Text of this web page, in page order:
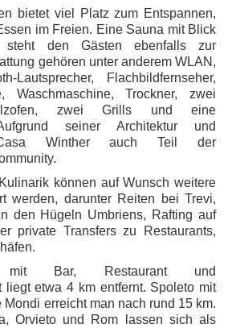
bietet viel Platz zum Entspannen,
im Freien. Eine Sauna mit Blick
den Gästen ebenfalls zur
gehören unter anderem WLAN,
Lautsprecher, Flachbildfernseher,
Waschmaschine, Trockner, zwei
zwei Grills und eine
seiner Architektur und
Winther auch Teil der
können auf Wunsch weitere
werden, darunter Reiten bei Trevi,
den Hügeln Umbriens, Rafting auf
private Transfers zu Restaurants,
Bar, Restaurant und
liegt etwa 4 km entfernt. Spoleto mit
erreicht man nach rund 15 km.
Orvieto und Rom lassen sich als